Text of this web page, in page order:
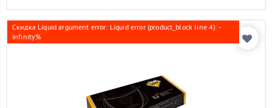
Скидка Liquid argument error: Liquid error (product_block line 4): -
Infinity%